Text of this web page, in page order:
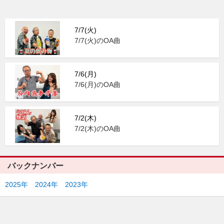
7/7(火)
7/7(火)のOA曲
7/6(月)
7/6(月)のOA曲
7/2(木)
7/2(木)のOA曲
バックナンバー
2025年 2024年 2023年